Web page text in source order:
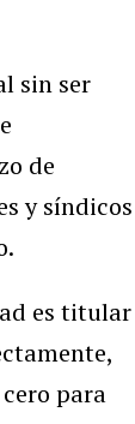
sin ser
de
y síndicos
es titular
para